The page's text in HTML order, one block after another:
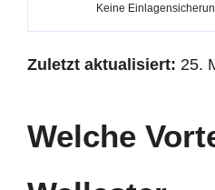
Keine
Zuletzt aktualisiert: 25.
Welche